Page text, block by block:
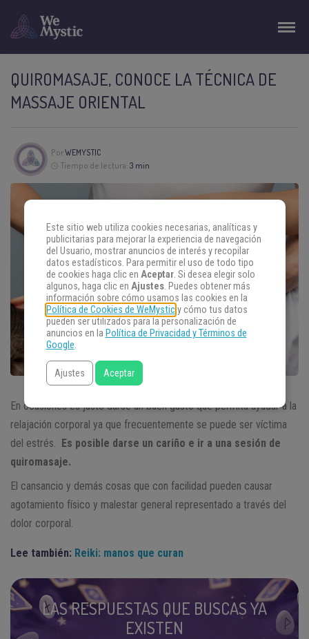
QUIROMASAJE, CONOCE LA TÉCNICA DE
MASSAJE ORIENTAL
PorWEMYSTIC
Tiempo de lectura: 3 min
En ocasiones es justo darse un buen gusto que permita ayudar a la
relajación corporal ya que frecuentemente se puede ser víctima
del estrés. Es posible darse un cariño e ir a una sesión de
quiromasaje.
El cansancio y demás cosas que con facilidad pueden causar
agotamiento físico y malestar general representado a través del
dolor corporal.
Lee también: Reiki: manos que curan
LAS RESPUESTAS QUE BUSCAS YA
EXISTEN
Este sitio web utiliza cookies necesarias, analíticas y
publicitarias para mejorar la experiencia de navegación
del Usuario, mostrar anuncios de interés y recopilar
datos estadísticos. Para permitir el uso de todo tipo
de cookies haga clic en Aceptar. Si desea elegir solo
algunos, haga clic en Ajustes. Puedes obtener más
información sobre cómo usamos las cookies en la
Política de Cookies de WeMysticy cómo tus datos
pueden ser utilizados para la personalización de
anuncios en la Política de Privacidad y Términos de
Google.
Ajustes Aceptar